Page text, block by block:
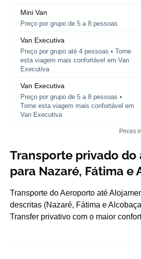
Mini Van
Preço por grupo de 5 a 8 pessoas
Van Executiva
Preço por grupo até 4 pessoas • Torne
esta viagem mais confortável em Van
Executiva
Van Executiva
Preço por grupo de 5 a 8 pessoas •
Torne esta viagem mais confortável em
Van Executiva
Prices
Transporte privado do
para Nazaré, Fátima e
Transporte do Aeroporto até
descritas (Nazaré, Fátima e
Transfer privativo com o maior